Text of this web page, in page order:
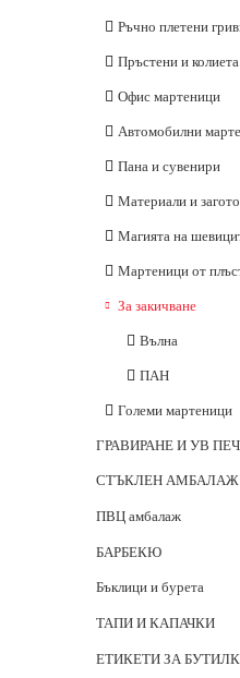
Мартеници за
Ръчно плетени
Пръстени и колиета
Офис мартеници
Автомобилни
Пана и сувенири
Материали и
Магията на
Мартеници от
За закичване
Вълна
ПАН
Големи мартеници
ГРАВИРАНЕ И УВ
СТЪКЛЕН АМБАЛАЖ
БУТИЛКИ 375 мл
БУТИЛКИ 500 мл
БУТИЛКИ 700 и
Бутилки 1000мл
Бутилки
ПВЦ амбалаж
БИДОНИ
БАРБЕКЮ
Бъклици и бурета
Бъклици
Бурета
ТАПИ И КАПАЧКИ
Коркови тапи
ЕТИКЕТИ ЗА